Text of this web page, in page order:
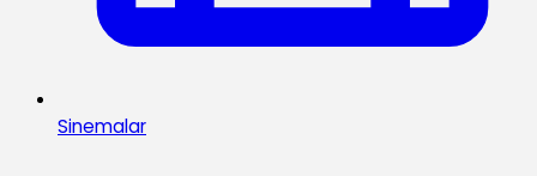
Sinemalar